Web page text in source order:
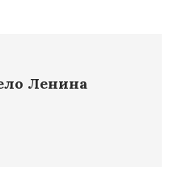
Ленина